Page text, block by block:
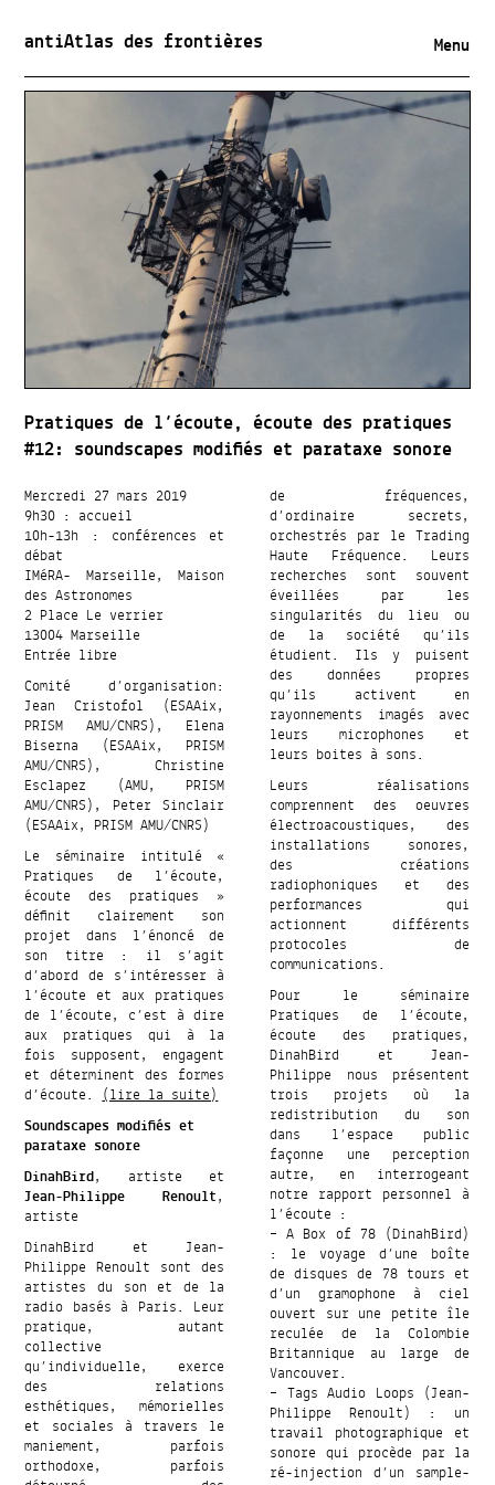
antiAtlas des frontières Menu
Pratiques de l’écoute, écoute des pratiques
#12: soundscapes modifiés et parataxe sonore
Mercredi 27 mars 2019
9h30 : accueil
10h-13h : conférences et
débat
IMéRA- Marseille, Maison
des Astronomes
2 Place Le verrier
13004 Marseille
Entrée libre
Comité d’organisation:
Jean Cristofol (ESAAix,
PRISM AMU/CNRS), Elena
Biserna (ESAAix, PRISM
AMU/CNRS), Christine
Esclapez (AMU, PRISM
AMU/CNRS), Peter Sinclair
(ESAAix, PRISM AMU/CNRS)
Le séminaire intitulé «
Pratiques de l’écoute,
écoute des pratiques »
définit clairement son
projet dans l’énoncé de
son titre : il s’agit
d’abord de s’intéresser à
l’écoute et aux pratiques
de l’écoute, c’est à dire
aux pratiques qui à la
fois supposent, engagent
et déterminent des formes
d’écoute.(lire la suite)
Soundscapes modifiés et
parataxe sonore
DinahBird, artiste et
Jean-Philippe Renoult,
artiste
DinahBird et Jean-
Philippe Renoult sont des
artistes du son et de la
radio basés à Paris. Leur
pratique, autant
collective
qu’individuelle, exerce
des relations
esthétiques, mémorielles
et sociales à travers le
maniement, parfois
orthodoxe, parfois
de fréquences,
d’ordinaire secrets,
orchestrés par le Trading
Haute Fréquence. Leurs
recherches sont souvent
éveillées par les
singularités du lieu ou
de la société qu’ils
étudient. Ils y puisent
des données propres
qu’ils activent en
rayonnements imagés avec
leurs microphones et
leurs boites à sons.
Leurs réalisations
comprennent des oeuvres
électroacoustiques, des
installations sonores,
des créations
radiophoniques et des
performances qui
actionnent différents
protocoles de
communications.
Pour le séminaire
Pratiques de l’écoute,
écoute des pratiques,
DinahBird et Jean-
Philippe nous présentent
trois projets où la
redistribution du son
dans l’espace public
façonne une perception
autre, en interrogeant
notre rapport personnel à
l’écoute :
– A Box of 78 (DinahBird)
: le voyage d’une boîte
de disques de 78 tours et
d’un gramophone à ciel
ouvert sur une petite île
reculée de la Colombie
Britannique au large de
Vancouver.
– Tags Audio Loops (Jean-
Philippe Renoult) : un
travail photographique et
sonore qui procède par la
ré-injection d’un sample-